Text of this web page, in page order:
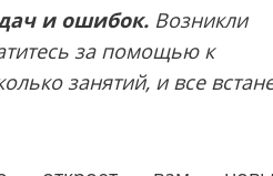
и ошибок. Возникли
за помощью к
занятий, и все